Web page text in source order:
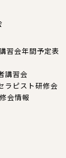
習会年間予定表
講習会
ラピスト研修会
会情報